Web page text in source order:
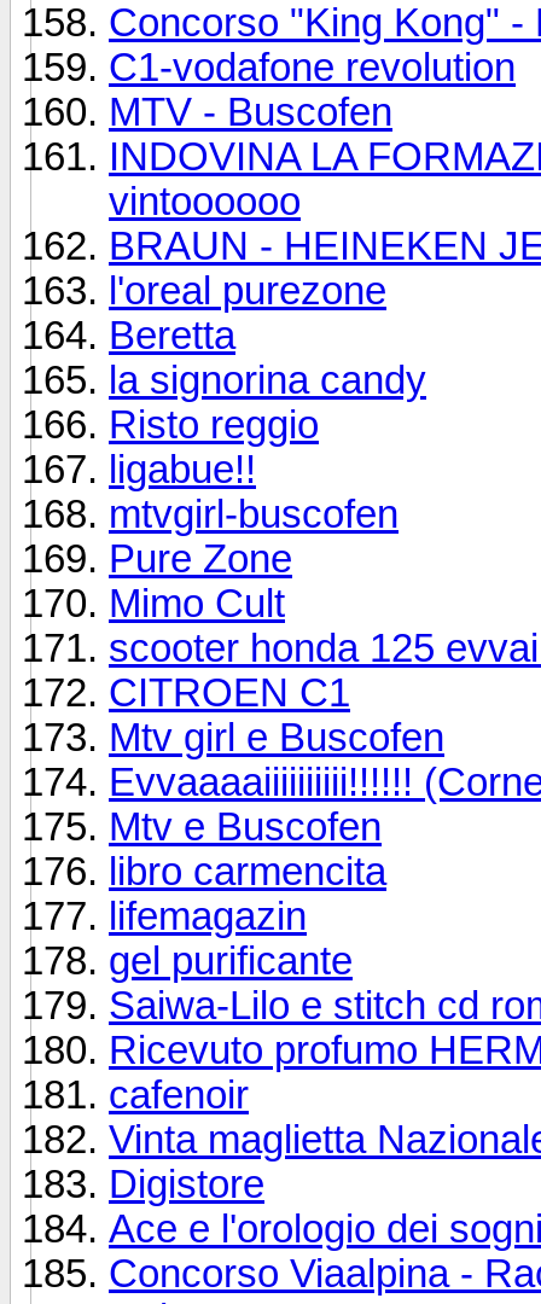
Concorso "King Kong" -
C1-vodafone revolution
MTV - Buscofen
INDOVINA LA
vintoooooo
BRAUN - HEINEKEN
l'oreal purezone
Beretta
la signorina candy
Risto reggio
ligabue!!
mtvgirl-buscofen
Pure Zone
Mimo Cult
scooter honda 125
CITROEN C1
Mtv girl e Buscofen
Evvaaaaiiiiiiiiii!!!!!!
Mtv e Buscofen
libro carmencita
lifemagazin
gel purificante
Saiwa-Lilo e stitch cd
Ricevuto profumo
cafenoir
Vinta maglietta
Digistore
Ace e l'orologio dei
Concorso Viaalpina -